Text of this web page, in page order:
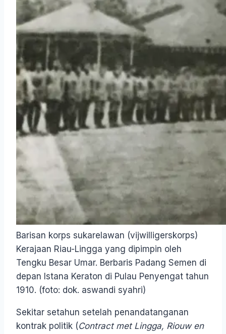
Barisan korps sukarelawan (vijwilligerskorps)
Kerajaan Riau-Lingga yang dipimpin oleh
Tengku Besar Umar. Berbaris Padang Semen di
depan Istana Keraton di Pulau Penyengat tahun
1910. (foto: dok. aswandi syahri)
Sekitar setahun setelah penandatanganan
kontrak politik (Contract met Lingga, Riouw en